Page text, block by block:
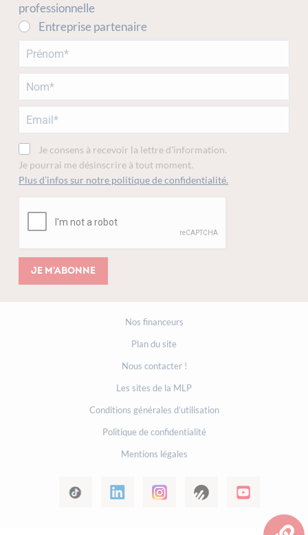
professionnelle
Entreprise partenaire
Je consens à recevoir la lettre d'information.
Je pourrai me désinscrire à tout moment.
Plus d’infos sur notre politique de confidentialité.
Je m'abonne
Nos financeurs
Plan du site
Nous contacter !
Les sites de la MLP
Conditions générales d’utilisation
Politique de confidentialité
Mentions légales